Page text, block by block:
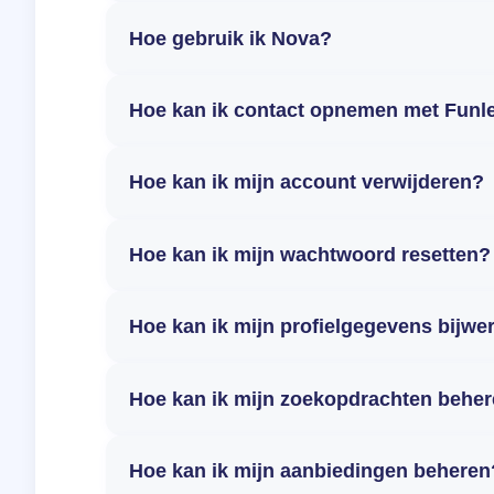
Hoe gebruik ik Nova?
Hoe kan ik contact opnemen met
Hoe kan ik mijn account verwijderen?
Hoe kan ik mijn wachtwoord resetten?
Hoe kan ik mijn profielgegevens
Hoe kan ik mijn zoekopdrachten
Hoe kan ik mijn aanbiedingen